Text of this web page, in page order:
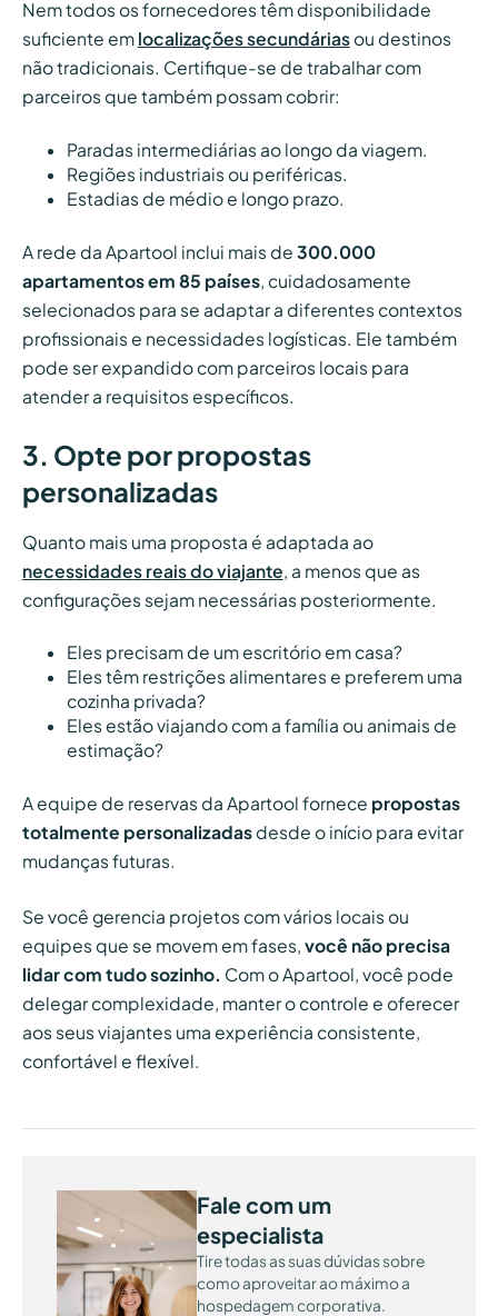
Nem todos os fornecedores têm disponibilidade
suficiente em localizações secundáriasou destinos
não tradicionais. Certifique-se de trabalhar com
parceiros que também possam cobrir:
Paradas intermediárias ao longo da viagem.
Regiões industriais ou periféricas.
Estadias de médio e longo prazo.
A rede da Apartool inclui mais de 300.000
apartamentos em 85 países, cuidadosamente
selecionados para se adaptar a diferentes contextos
profissionais e necessidades logísticas. Ele também
pode ser expandido com parceiros locais para
atender a requisitos específicos.
3. Opte por propostas
personalizadas
Quanto mais uma proposta é adaptada ao
necessidades reais do viajante, a menos que as
configurações sejam necessárias posteriormente.
Eles precisam de um escritório em casa?
Eles têm restrições alimentares e preferem uma
cozinha privada?
Eles estão viajando com a família ou animais de
estimação?
A equipe de reservas da Apartool fornece propostas
totalmente personalizadasdesde o início para evitar
mudanças futuras.
Se você gerencia projetos com vários locais ou
equipes que se movem em fases, você não precisa
lidar com tudo sozinho. Com o Apartool, você pode
delegar complexidade, manter o controle e oferecer
aos seus viajantes uma experiência consistente,
confortável e flexível.
Fale com um
especialista
Tire todas as suas dúvidas sobre
como aproveitar ao máximo a
hospedagem corporativa.